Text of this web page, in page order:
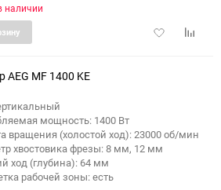
наличии
Добавить
AEG MF 1400 KE
мощность: 1400 Вт
вращения (холостой ход): 23000 об/мин
хвостовика фрезы: 8 мм, 12 мм
ход (глубина): 64 мм
рабочей зоны: есть